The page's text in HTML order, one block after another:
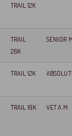
TRAIL 12K
TRAIL
26K
SENIOR M
TRAIL 12K
TRAIL 19K VET A M